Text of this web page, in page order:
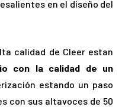
en el diseño del
calidad de Cleer estan
con la calidad de un
estando un paso
con sus altavoces de 50